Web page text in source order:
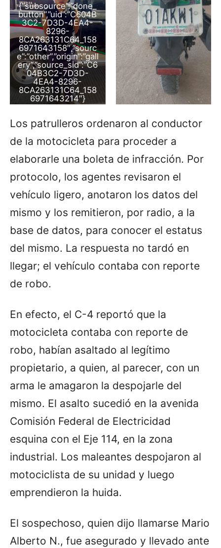
{“subsource”:”done_
button”,”uid”:”C604B
3C2-7D3D-4EA4-
8296-
8CA263131C64_158
6971643158″,”sourc
e”:”other”,”origin”:”gall
ery”,”source_sid”:”C6
04B3C2-7D3D-
4EA4-8296-
8CA263131C64_158
6971643214″}
Los patrulleros ordenaron al conductor
de la motocicleta para proceder a
elaborarle una boleta de infracción. Por
protocolo, los agentes revisaron el
vehículo ligero, anotaron los datos del
mismo y los remitieron, por radio, a la
base de datos, para conocer el estatus
del mismo. La respuesta no tardó en
llegar; el vehículo contaba con reporte
de robo.
En efecto, el C-4 reportó que la
motocicleta contaba con reporte de
robo, habían asaltado al legítimo
propietario, a quien, al parecer, con un
arma le amagaron la despojarle del
mismo. El asalto sucedió en la avenida
Comisión Federal de Electricidad
esquina con el Eje 114, en la zona
industrial. Los maleantes despojaron al
motociclista de su unidad y luego
emprendieron la huida.
El sospechoso, quien dijo llamarse Mario
Alberto N., fue asegurado y llevado ante